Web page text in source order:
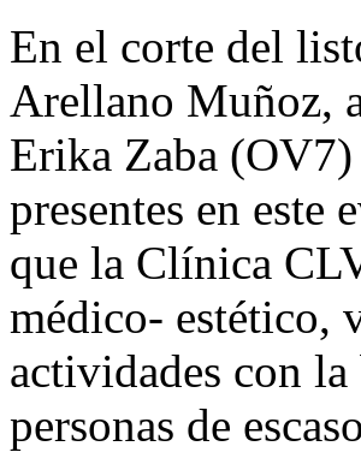
En el corte del
Arellano Muñoz,
Erika Zaba (OV7)
presentes en este
que la Clínica
médico- estético,
actividades con
personas de